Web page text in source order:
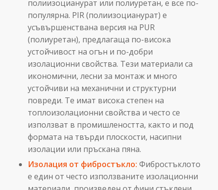
полиизоцианурат или полиуретан, е все по-
популярна. PIR (полиизоцианурат) е
усъвършенствана версия на PUR
(полиуретан), предлагаща по-висока
устойчивост на огън и по-добри
изолационни свойства. Тези материали са
икономични, лесни за монтаж и много
устойчиви на механични и структурни
повреди. Те имат висока степен на
топлоизолационни свойства и често се
използват в промишлеността, както и под
формата на твърди плоскости, насипни
изолации или пръскана пяна.
Изолация от фибростъкло: Фибростъклото
е един от често използваните изолационни